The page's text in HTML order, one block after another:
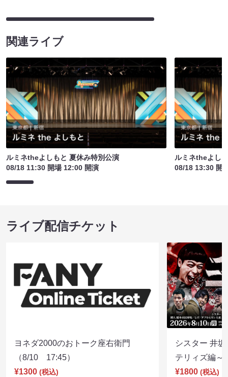
関連ライブ
ルミネtheよしもと 夏休み特別公演
08/18 11:30 開場 12:00 開演
ルミネtheよし
08/18 13:30 開
ライブ配信チケット
ヨネダ2000のおトーク座右衛門
（8/10 17:45）
¥1300 (税込)
シスター 井
テリィズ編
¥1800 (税込)